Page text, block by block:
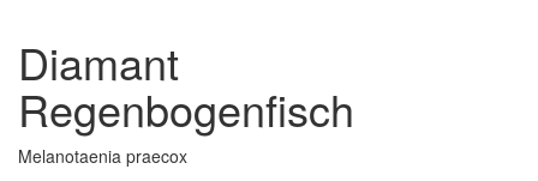
Diamant
Regenbogenfisch
Melanotaenia praecox